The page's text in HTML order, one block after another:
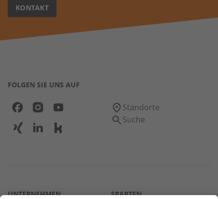
KONTAKT
FOLGEN SIE UNS AUF
Standorte
Suche
UNTERNEHMEN SPARTEN